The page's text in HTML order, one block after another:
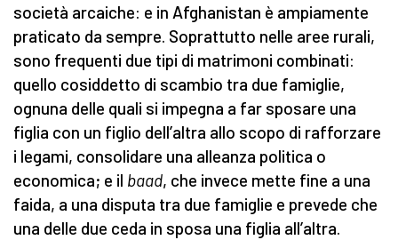
società arcaiche: e in Afghanistan è ampiamente
praticato da sempre. Soprattutto nelle aree rurali,
sono frequenti due tipi di matrimoni combinati:
quello cosiddetto di scambio tra due famiglie,
ognuna delle quali si impegna a far sposare una
figlia con un figlio dell’altra allo scopo di rafforzare
i legami, consolidare una alleanza politica o
economica; e il baad, che invece mette fine a una
faida, a una disputa tra due famiglie e prevede che
una delle due ceda in sposa una figlia all’altra.